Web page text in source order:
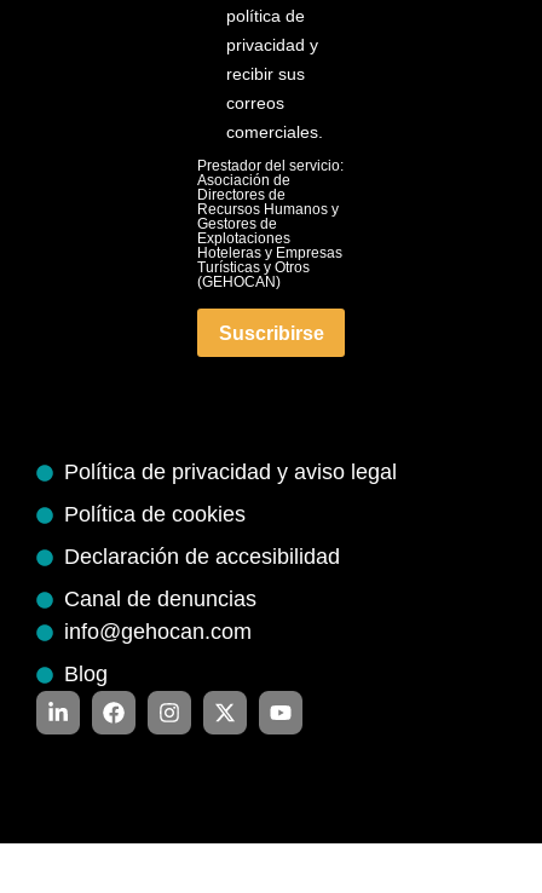
política de
privacidad y
recibir sus
correos
comerciales.
Prestador del servicio:
Asociación de
Directores de
Recursos Humanos y
Gestores de
Explotaciones
Hoteleras y Empresas
Turísticas y Otros
(GEHOCAN)
Suscribirse
Política de privacidad y aviso legal
Política de cookies
Declaración de accesibilidad
Canal de denuncias
info@gehocan.com
Blog